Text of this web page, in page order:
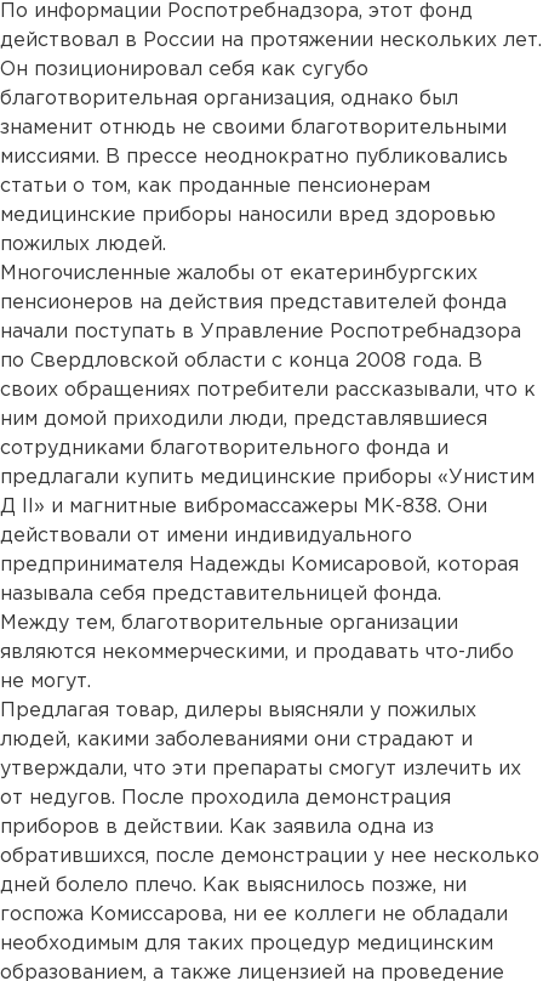
По информации Роспотребнадзора, этот фонд
действовал в России на протяжении нескольких лет.
Он позиционировал себя как сугубо
благотворительная организация, однако был
знаменит отнюдь не своими благотворительными
миссиями. В прессе неоднократно публиковались
статьи о том, как проданные пенсионерам
медицинские приборы наносили вред здоровью
пожилых людей.
Многочисленные жалобы от екатеринбургских
пенсионеров на действия представителей фонда
начали поступать в Управление Роспотребнадзора
по Свердловской области с конца 2008 года. В
своих обращениях потребители рассказывали, что к
ним домой приходили люди, представлявшиеся
сотрудниками благотворительного фонда и
предлагали купить медицинские приборы «Унистим
Д II» и магнитные вибромассажеры МК-838. Они
действовали от имени индивидуального
предпринимателя Надежды Комисаровой, которая
называла себя представительницей фонда.
Между тем, благотворительные организации
являются некоммерческими, и продавать что-либо
не могут.
Предлагая товар, дилеры выясняли у пожилых
людей, какими заболеваниями они страдают и
утверждали, что эти препараты смогут излечить их
от недугов. После проходила демонстрация
приборов в действии. Как заявила одна из
обратившихся, после демонстрации у нее несколько
дней болело плечо. Как выяснилось позже, ни
госпожа Комиссарова, ни ее коллеги не обладали
необходимым для таких процедур медицинским
образованием, а также лицензией на проведение